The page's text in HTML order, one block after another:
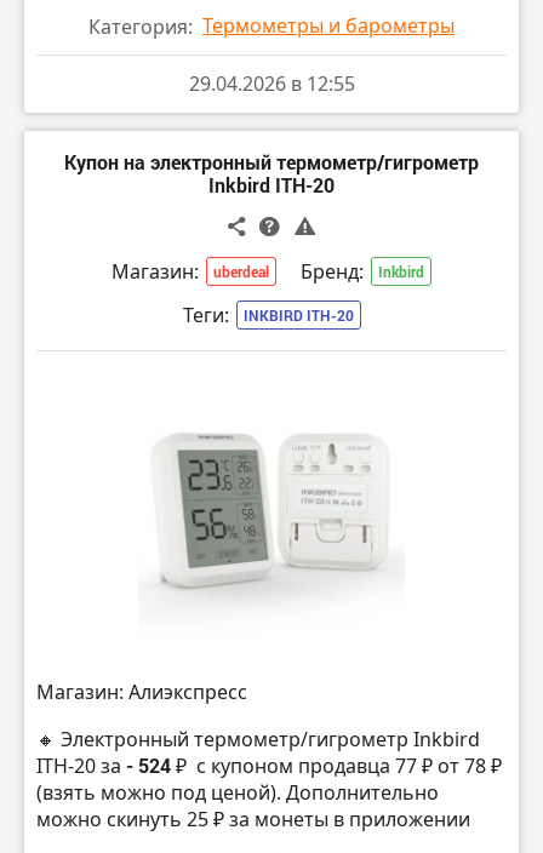
Категория: Термометры и барометры
29.04.2026 в 12:55
Купон на электронный термометр/гигрометр
Inkbird ITH-20
Магазин: uberdeal Бренд: Inkbird
Теги: INKBIRD ITH-20
Магазин: Алиэкспресс
🔸 Электронный термометр/гигрометр Inkbird
ITH-20 за - 524 ₽ с купоном продавца 77 ₽ от 78 ₽
(взять можно под ценой). Дополнительно
можно скинуть 25 ₽ за монеты в приложении